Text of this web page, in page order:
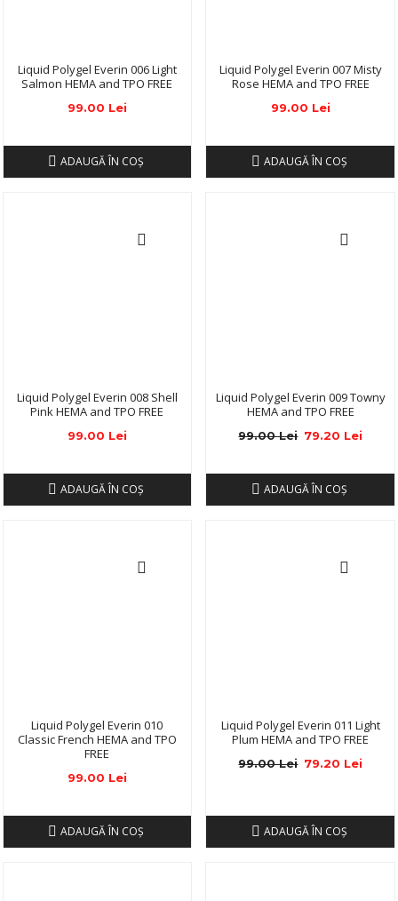
Liquid Polygel Everin 006 Light
Salmon HEMA and TPO FREE
99.00 Lei
ADAUGĂ ÎN COŞ
Liquid Polygel Everin 007 Misty
Rose HEMA and TPO FREE
99.00 Lei
ADAUGĂ ÎN COŞ
Liquid Polygel Everin 008 Shell
Pink HEMA and TPO FREE
99.00 Lei
ADAUGĂ ÎN COŞ
Liquid Polygel Everin 009 Towny
HEMA and TPO FREE
79.20 Lei
99.00 Lei
ADAUGĂ ÎN COŞ
Liquid Polygel Everin 010
Classic French HEMA and TPO
FREE
99.00 Lei
ADAUGĂ ÎN COŞ
Liquid Polygel Everin 011 Light
Plum HEMA and TPO FREE
79.20 Lei
99.00 Lei
ADAUGĂ ÎN COŞ